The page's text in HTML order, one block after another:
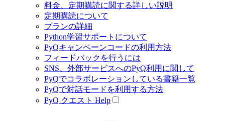
料金、定期購読に関する詳しい説明
定期購読について
プランの詳細
Python学習サポートについて
PyQキャンペーンコードの利用方法
フィードバックを行うには
SNS、外部サービスへのPyQ利用に関して
PyQでコラボレーションしている書籍一覧
PyQで対話モードを利用する方法
PyQ クエスト Help